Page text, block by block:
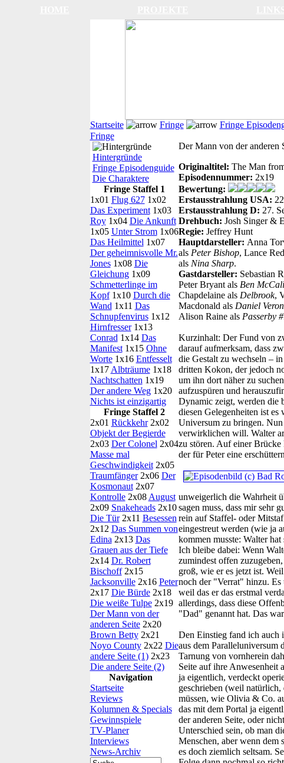
Startseite Fringe Fringe
Fringe
Hintergründe
Fringe Episodenguide
Die Charaktere
Fringe Staffel 1
1x01 Flug 6271x02
Das Experiment1x03
Roy1x04 Die Ankunft
1x05 Unter Strom1x06
Das Heilmittel 1x07
Der geheimnisvolle Mr.
Jones1x08 Die
Gleichung1x09
Schmetterlinge im
Kopf1x10 Durch die
Wand 1x11 Das
Schnupfenvirus1x12
Hirnfresser1x13
Conrad 1x14 Das
Manifest1x15 Ohne
Worte1x16 Entfesselt
1x17 Albträume1x18
Nachtschatten 1x19
Der andere Weg1x20
Nichts ist einzigartig
Fringe Staffel 2
2x01 Rückkehr2x02
Objekt der Begierde
2x03 Der Colonel 2x04
Masse mal
Geschwindigkeit2x05
Traumfänger2x06 Der
Kosmonaut2x07
Kontrolle2x08 August
2x09 Snakeheads2x10
Die Tür2x11 Besessen
2x12 Das Summen von
Edina 2x13 Das
Grauen aus der Tiefe
2x14 Dr. Robert
Bischoff2x15
Jacksonville2x16 Peter
2x17 Die Bürde2x18
Die weiße Tulpe2x19
Der Mann von der
anderen Seite2x20
Brown Betty2x21
Noyo County2x22 Die
andere Seite (1)2x23
Die andere Seite (2)
Navigation
Startseite
Reviews
Kolumnen & Specials
Gewinnspiele
TV-Planer
Interviews
News-Archiv
Der Mann von der anderen
Originaltitel: The Man
Episodennummer: 2x19
Bewertung:
Erstausstrahlung USA:
Erstausstrahlung D: 27.
Drehbuch: Josh Singer &
Regie: Jeffrey Hunt
Hauptdarsteller: Anna
als Peter Bishop, Lance
als Nina Sharp.
Gastdarsteller: Sebastian
Peter Bryant als Ben
Chapdelaine als Delbrook,
Macdonald als Daniel
Alison Raine als Passerby
Kurzinhalt: Der Fund von
darauf aufmerksam, dass
die Gestalt zu wechseln –
dritten Kokon, der jedoch
um ihn dort näher zu
aufzuspüren und
Dynamic zeigt, werden die
diesen Gelegenheiten ist
Universum zu bringen.
verwirklichen will. Walter
zu stören. Auf einer
der für Peter eine
unweigerlich die Wahrheit
sagen muss, dass mir sehr
rein auf Staffel- oder
eingestreut werden (wie ja
kommen musste: Walter
Ich bleibe dabei: Wenn
zumindest offen
groß, wie er es jetzt ist.
noch der "Verrat" hinzu. Es
weil das er das erstmal
allerdings, dass diese
"Dad" genannt hat. Das
Den Einstieg fand ich auch
aus dem Paralleluniversum
Tarnung von vornherein
Seite auf ihre Anwesenheit
ja eigentlich, verdeckt
geschrieben (weil natürlich,
müssen, wie Olivia & Co.
das mit dem Portal ja
der anderen Seite, oder
Unterschied sein, ob man
Menschen, aber wenn dem
es doch ziemlich seltsam.